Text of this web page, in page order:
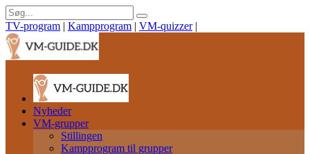
TV-program | Kampprogram | VM-quizzer |
Nyheder
VM-grupper
Stillingen
Kampprogram til grupper